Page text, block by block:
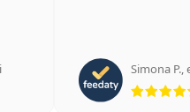
Simona P.,